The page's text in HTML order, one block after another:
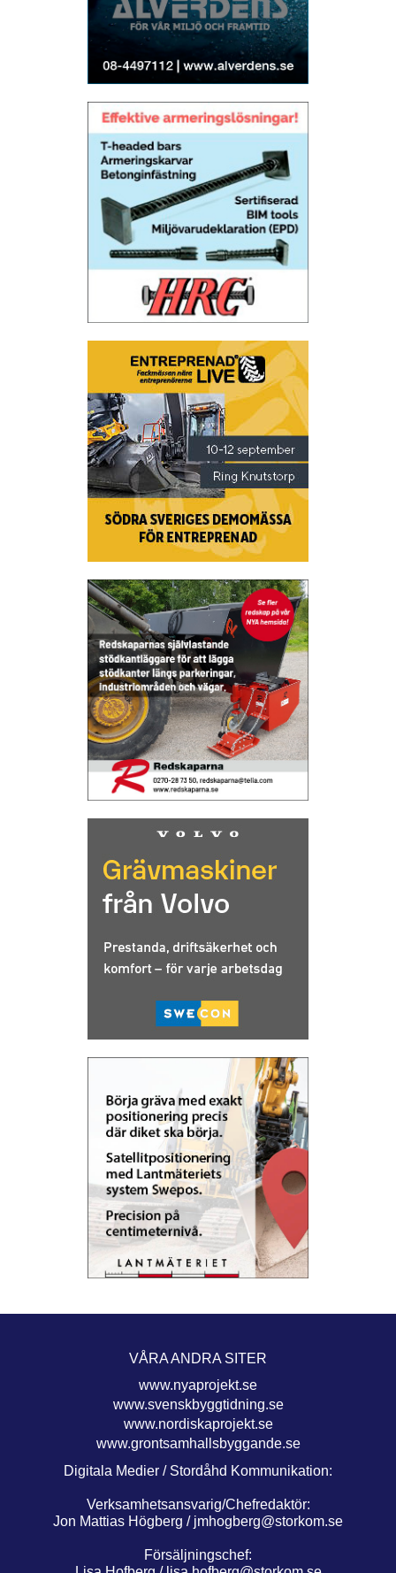
VÅRA ANDRA SITER
www.nyaprojekt.se
www.svenskbyggtidning.se
www.nordiskaprojekt.se
www.grontsamhallsbyggande.se
Digitala Medier / Stordåhd Kommunikation:
Verksamhetsansvarig/Chefredaktör:
Jon Mattias Högberg / jmhogberg@storkom.se
Försäljningschef: